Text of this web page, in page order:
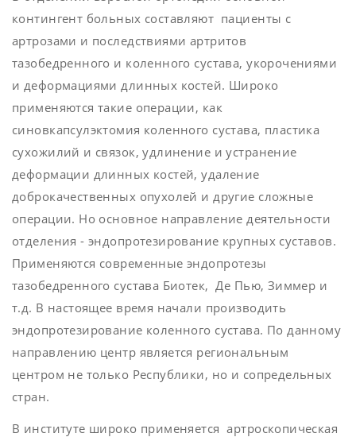
контингент больных составляют пациенты с
артрозами и последствиями артритов
тазобедренного и коленного сустава, укорочениями
и деформациями длинных костей. Широко
применяются такие операции, как
синовкапсулэктомия коленного сустава, пластика
сухожилий и связок, удлинение и устранение
деформации длинных костей, удаление
доброкачественных опухолей и другие сложные
операции. Но основное направление деятельности
отделения - эндопротезирование крупных суставов.
Применяются современные эндопротезы
тазобедренного сустава Биотек, Де Пью, Зиммер и
т.д. В настоящее время начали производить
эндопротезирование коленного сустава. По данному
направлению центр является региональным
центром не только Республики, но и сопредельных
стран.
В институте широко применяется артроскопическая